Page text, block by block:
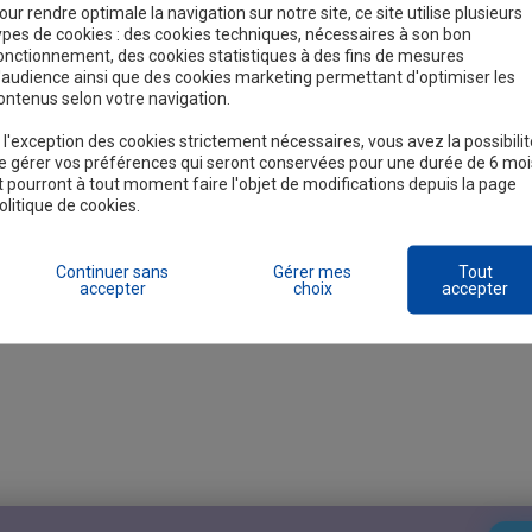
rendre optimale la navigation sur notre site, ce site utilise plusieurs
de cookies : des cookies techniques, nécessaires à son bon
des cookies statistiques à des fins de mesures
ainsi que des cookies marketing permettant d'optimiser les
selon votre navigation.
l'exception des cookies strictement nécessaires, vous avez la
gérer vos préférences qui seront conservées pour une durée de 6
pourront à tout moment faire l'objet de modifications depuis la page
de cookies.
Continuer sans
accepter
Gérer mes
choix
Tout
accepter